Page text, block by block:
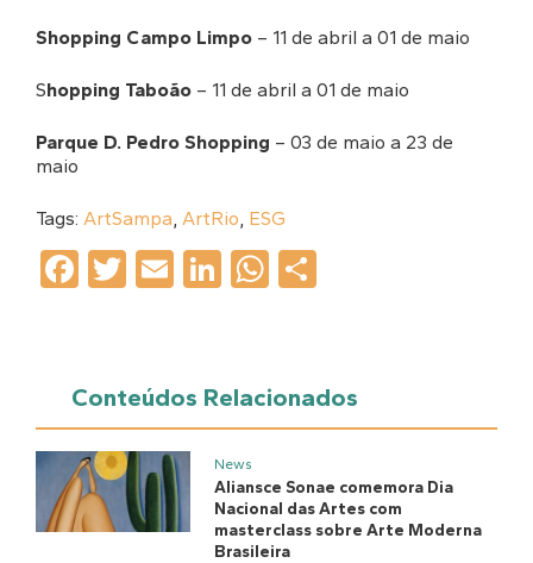
Shopping Campo Limpo – 11 de abril a 01 de maio
Shopping Taboão – 11 de abril a 01 de maio
Parque D. Pedro Shopping – 03 de maio a 23 de
maio
Tags: ArtSampa, ArtRio, ESG
Facebook
Twitter
EmailLinkedIn
WhatsApp
Conteúdos Relacionados
News
Aliansce Sonae comemora Dia
Nacional das Artes com
masterclass sobre Arte Moderna
Brasileira